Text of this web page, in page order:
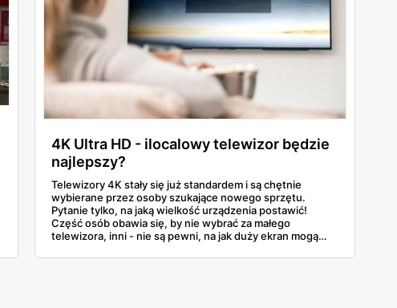
4K Ultra HD - ilocalowy telewizor będzie
najlepszy?
Telewizory 4K stały się już standardem i są chętnie
wybierane przez osoby szukające nowego sprzętu.
Pytanie tylko, na jaką wielkość urządzenia postawić!
Część osób obawia się, by nie wybrać za małego
telewizora, inni - nie są pewni, na jak duży ekran mogą
uważnie przyjrzeć się dostępnym opcjom i zdecydować,